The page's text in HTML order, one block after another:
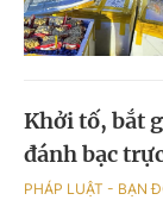
Khởi tố, bắt
đánh bạc
PHÁP LUẬT - BẠN